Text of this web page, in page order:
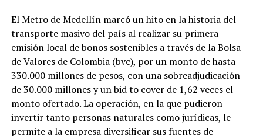
El Metro de Medellín marcó un hito en la historia del
transporte masivo del país al realizar su primera
emisión local de bonos sostenibles a través de la Bolsa
de Valores de Colombia (bvc), por un monto de hasta
330.000 millones de pesos, con una sobreadjudicación
de 30.000 millones y un bid to cover de 1,62 veces el
monto ofertado. La operación, en la que pudieron
invertir tanto personas naturales como jurídicas, le
permite a la empresa diversificar sus fuentes de